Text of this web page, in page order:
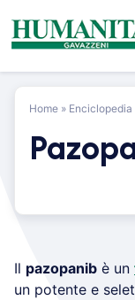
content
Home » Enciclopedia
Il pazopanib è un
un potente e